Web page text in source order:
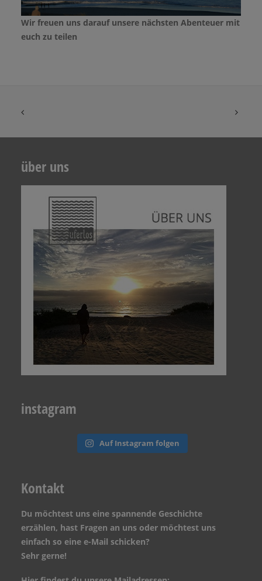
Wir freuen uns darauf unsere nächsten Abenteuer mit
euch zu teilen
über uns
instagram
Auf Instagram folgen
Kontakt
Du möchtest uns eine spannende Geschichte
erzählen, hast Fragen an uns oder möchtest uns
einfach so eine e-Mail schicken?
Sehr gerne!